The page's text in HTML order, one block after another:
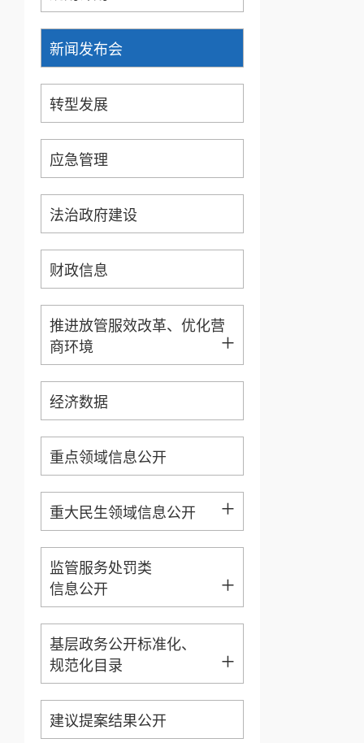
新闻发布会
转型发展
应急管理
法治政府建设
财政信息
推进放管服效改革、优化营
商环境
+
经济数据
重点领域信息公开
重大民生领域信息公开 +
监管服务处罚类
信息公开
+
基层政务公开标准化、
规范化目录
+
建议提案结果公开